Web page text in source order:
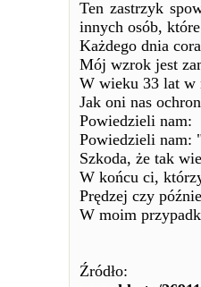
Ten zastrzyk
innych osób,
Każdego dnia
Mój wzrok jest
W wieku 33 lat w
Jak oni nas
Powiedzieli nam:
Powiedzieli nam:
Szkoda, że tak
W końcu ci,
Prędzej czy
W moim
Źródło: